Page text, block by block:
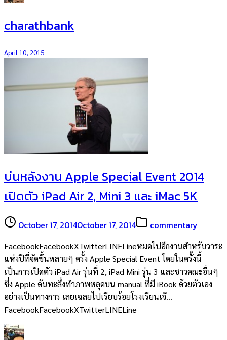
charathbank
April 10, 2015
บ่นหลังงาน Apple Special Event 2014
เปิดตัว iPad Air 2, Mini 3 และ iMac 5K
October 17, 2014October 17, 2014 commentary
FacebookFacebookXTwitterLINELineหมดไปอีกงานสำหรับวาระ
แห่งปีที่จัดขึ้นหลายๆ ครั้ง Apple Special Event โดยในครั้งนี้
เป็นการเปิดตัว iPad Air รุ่นที่ 2, iPad Mini รุ่น 3 และชาวคณะอื่นๆ
ซึ่ง Apple ดันทะลึ่งทำภาพหลุดบน manual ที่มี iBook ด้วยตัวเอง
อย่างเป็นทางการ เลยเฉลยไปเรียบร้อยโรงเรียนเจ๊…
FacebookFacebookXTwitterLINELine